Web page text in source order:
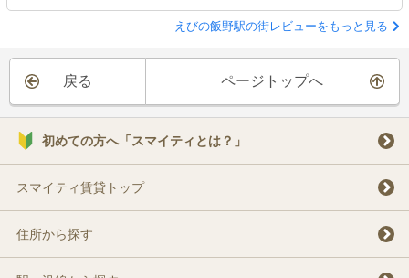
えびの飯野駅の街レビューをもっと見る
戻る ページトップへ
初めての方へ「スマイティとは？」
スマイティ賃貸トップ
住所から探す